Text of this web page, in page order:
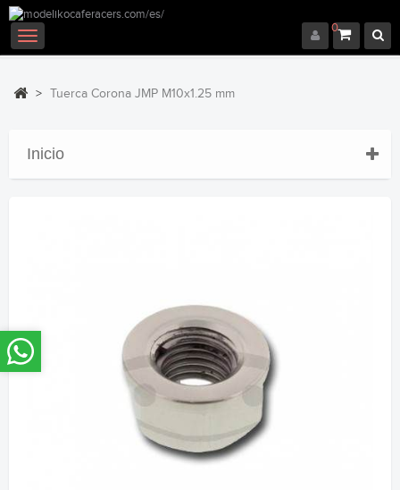
0
Navegación
Toggle
> Tuerca Corona JMP M10x1.25 mm
Inicio